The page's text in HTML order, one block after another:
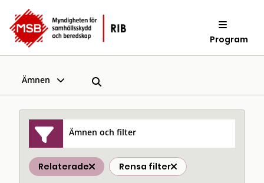
Program
Ämnen
Ämnen och filter
Relaterade Rensa filter